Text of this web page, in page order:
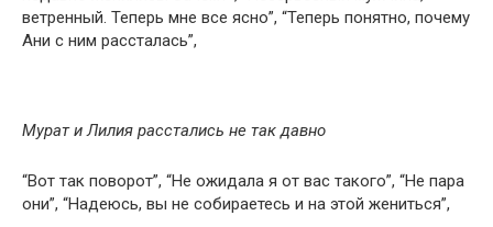
ветренный. Теперь мне все ясно”, “Теперь понятно, почему
Ани с ним рассталась”,
Мурат и Лилия расстались не так давно
“Вот так поворот”, “Не ожидала я от вас такого”, “Не пара
они”, “Надеюсь, вы не собираетесь и на этой жениться”,